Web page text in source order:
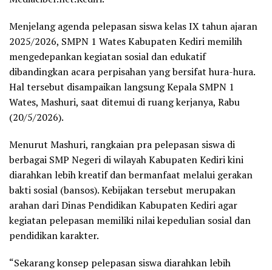
Menjelang agenda pelepasan siswa kelas IX tahun ajaran
2025/2026, SMPN 1 Wates Kabupaten Kediri memilih
mengedepankan kegiatan sosial dan edukatif
dibandingkan acara perpisahan yang bersifat hura-hura.
Hal tersebut disampaikan langsung Kepala SMPN 1
Wates, Mashuri, saat ditemui di ruang kerjanya, Rabu
(20/5/2026).
Menurut Mashuri, rangkaian pra pelepasan siswa di
berbagai SMP Negeri di wilayah Kabupaten Kediri kini
diarahkan lebih kreatif dan bermanfaat melalui gerakan
bakti sosial (bansos). Kebijakan tersebut merupakan
arahan dari Dinas Pendidikan Kabupaten Kediri agar
kegiatan pelepasan memiliki nilai kepedulian sosial dan
pendidikan karakter.
“Sekarang konsep pelepasan siswa diarahkan lebih